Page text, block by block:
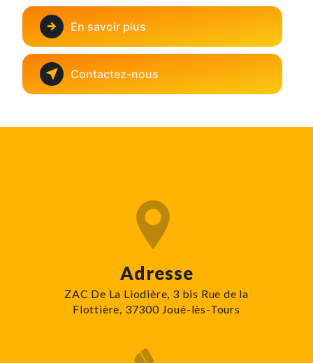
En savoir plus
Contactez-nous
Adresse
ZAC De La Liodière, 3 bis Rue de la
Flottière, 37300 Joué-lès-Tours